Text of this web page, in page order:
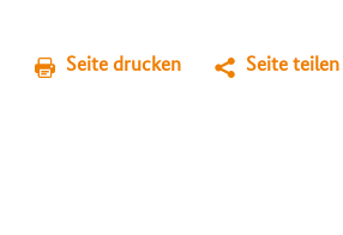
Seite drucken Seite teilen